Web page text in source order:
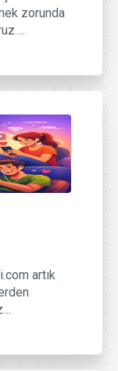
zorunda
artık